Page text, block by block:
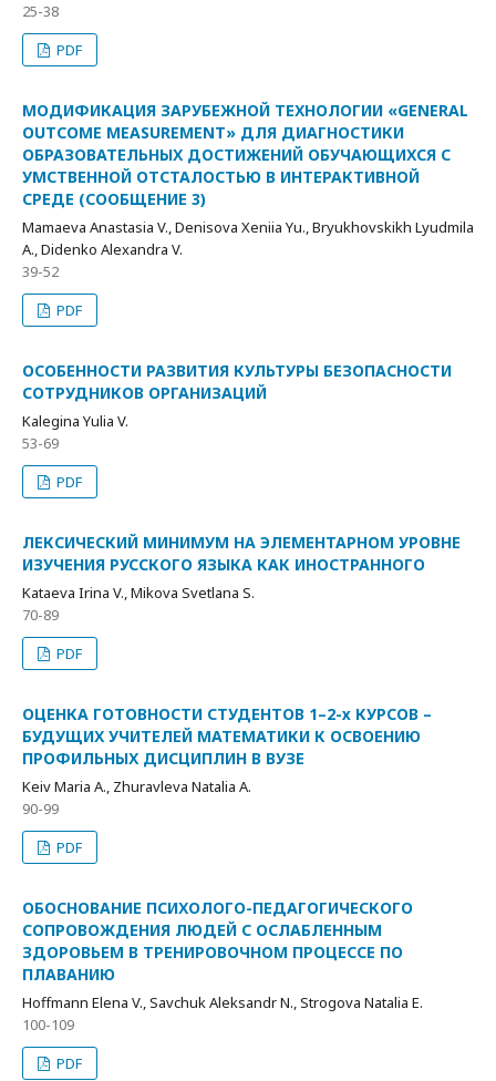
25-38
PDF
МОДИФИКАЦИЯ ЗАРУБЕЖНОЙ ТЕХНОЛОГИИ «GENERAL
OUTCOME MEASUREMENT» ДЛЯ ДИАГНОСТИКИ
ОБРАЗОВАТЕЛЬНЫХ ДОСТИЖЕНИЙ ОБУЧАЮЩИХСЯ С
УМСТВЕННОЙ ОТСТАЛОСТЬЮ В ИНТЕРАКТИВНОЙ
СРЕДЕ (СООБЩЕНИЕ 3)
Mamaeva Anastasia V., Denisova Xeniia Yu., Bryukhovskikh Lyudmila
A., Didenko Alexandra V.
39-52
PDF
ОСОБЕННОСТИ РАЗВИТИЯ КУЛЬТУРЫ БЕЗОПАСНОСТИ
СОТРУДНИКОВ ОРГАНИЗАЦИЙ
Kalegina Yulia V.
53-69
PDF
ЛЕКСИЧЕСКИЙ МИНИМУМ НА ЭЛЕМЕНТАРНОМ УРОВНЕ
ИЗУЧЕНИЯ РУССКОГО ЯЗЫКА КАК ИНОСТРАННОГО
Kataeva Irina V., Mikova Svetlana S.
70-89
PDF
ОЦЕНКА ГОТОВНОСТИ СТУДЕНТОВ 1–2-х КУРСОВ –
БУДУЩИХ УЧИТЕЛЕЙ МАТЕМАТИКИ К ОСВОЕНИЮ
ПРОФИЛЬНЫХ ДИСЦИПЛИН В ВУЗЕ
Keiv Maria A., Zhuravleva Natalia A.
90-99
PDF
ОБОСНОВАНИЕ ПСИХОЛОГО-ПЕДАГОГИЧЕСКОГО
СОПРОВОЖДЕНИЯ ЛЮДЕЙ С ОСЛАБЛЕННЫМ
ЗДОРОВЬЕМ В ТРЕНИРОВОЧНОМ ПРОЦЕССЕ ПО
ПЛАВАНИЮ
Hoffmann Elena V., Savchuk Aleksandr N., Strogova Natalia E.
100-109
PDF